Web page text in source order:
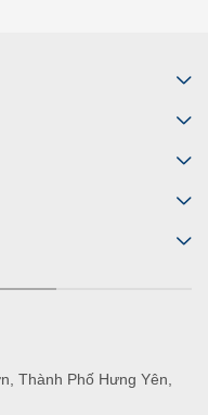
Thành Phố Hưng Yên,